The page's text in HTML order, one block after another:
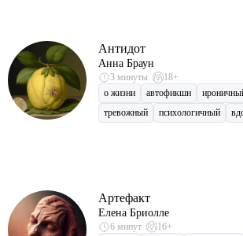
Антидот
Анна Браун
3 минуты
18+
о жизни
автофикшн
тревожный
психологичный
Артефакт
Елена Бриолле
6 минут
16+